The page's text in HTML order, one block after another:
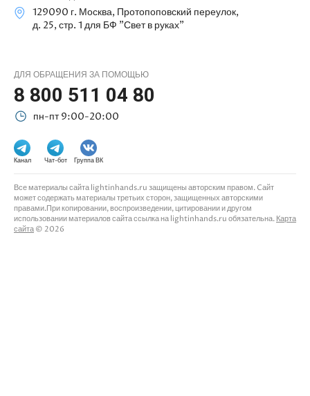
129090 г. Москва, Протопоповский переулок,
д. 25, стр. 1 для БФ "Свет в руках"
ДЛЯ ОБРАЩЕНИЯ ЗА ПОМОЩЬЮ
8 800 511 04 80
пн-пт 9:00-20:00
Канал Чат-бот Группа ВК
Все материалы сайта lightinhands.ru защищены авторским правом. Cайт
может содержать материалы третьих сторон, защищенных авторскими
правами.При копировании, воспроизведении, цитировании и другом
использовании материалов сайта ссылка на lightinhands.ru обязательна. Карта
сайта © 2026